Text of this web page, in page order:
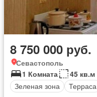
8 750 000 руб.
Севастополь
1 Комната
45 кв.м
Зеленая зона
Терраса